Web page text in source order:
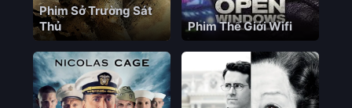
Phim Sở Trường Sát
Thủ
Phim Thế Giới Wifi